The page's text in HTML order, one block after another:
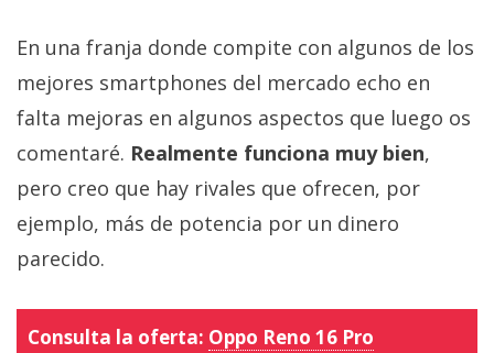
En una franja donde compite con algunos de los
mejores smartphones del mercado echo en
falta mejoras en algunos aspectos que luego os
comentaré. Realmente funciona muy bien,
pero creo que hay rivales que ofrecen, por
ejemplo, más de potencia por un dinero
parecido.
Consulta la oferta: Oppo Reno 16 Pro